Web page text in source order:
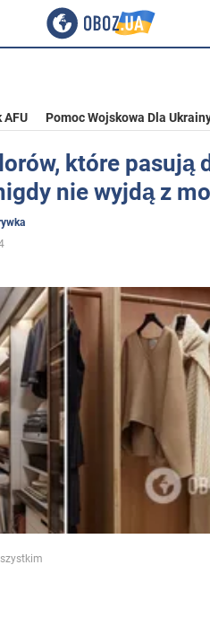
AFU Pomoc Wojskowa Dla
które pasują
nie wyjdą z